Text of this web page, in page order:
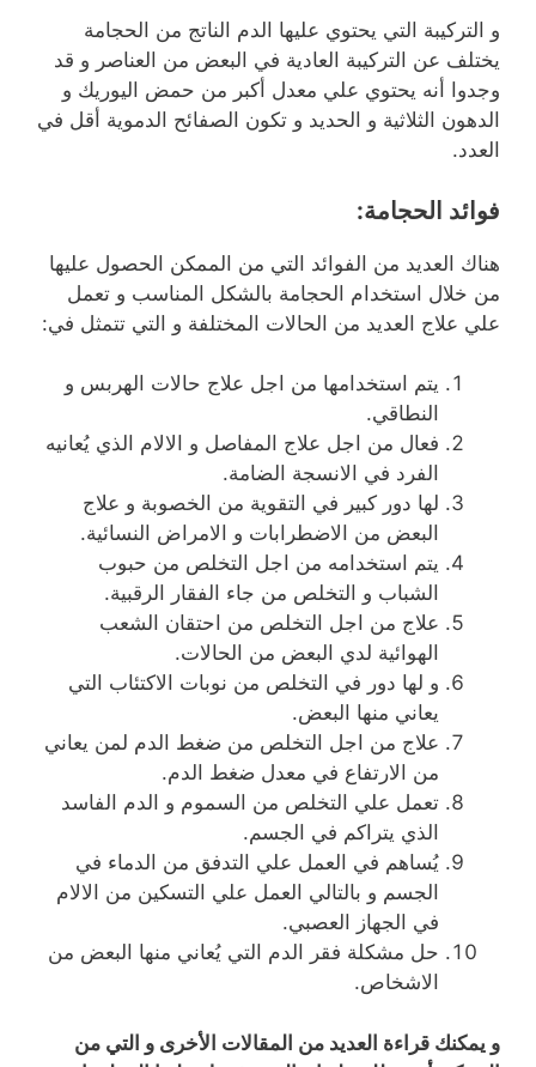
و التركيبة التي يحتوي عليها الدم الناتج من الحجامة
يختلف عن التركيبة العادية في البعض من العناصر و قد
وجدوا أنه يحتوي علي معدل أكبر من حمض اليوريك و
الدهون الثلاثية و الحديد و تكون الصفائح الدموية أقل في
العدد.
فوائد الحجامة:
هناك العديد من الفوائد التي من الممكن الحصول عليها
من خلال استخدام الحجامة بالشكل المناسب و تعمل
علي علاج العديد من الحالات المختلفة و التي تتمثل في:
يتم استخدامها من اجل علاج حالات الهربس و
النطاقي.
فعال من اجل علاج المفاصل و الالام الذي يُعانيه
الفرد في الانسجة الضامة.
لها دور كبير في التقوية من الخصوبة و علاج
البعض من الاضطرابات و الامراض النسائية.
يتم استخدامه من اجل التخلص من حبوب
الشباب و التخلص من جاء الفقار الرقبية.
علاج من اجل التخلص من احتقان الشعب
الهوائية لدي البعض من الحالات.
و لها دور في التخلص من نوبات الاكتئاب التي
يعاني منها البعض.
علاج من اجل التخلص من ضغط الدم لمن يعاني
من الارتفاع في معدل ضغط الدم.
تعمل علي التخلص من السموم و الدم الفاسد
الذي يتراكم في الجسم.
يُساهم في العمل علي التدفق من الدماء في
الجسم و بالتالي العمل علي التسكين من الالام
في الجهاز العصبي.
حل مشكلة فقر الدم التي يُعاني منها البعض من
الاشخاص.
و يمكنك قراءة العديد من المقالات الأخرى و التي من